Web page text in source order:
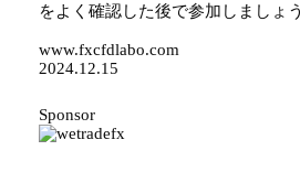
をよく確認した後で参加しましょう
www.fxcfdlabo.com
2024.12.15
Sponsor